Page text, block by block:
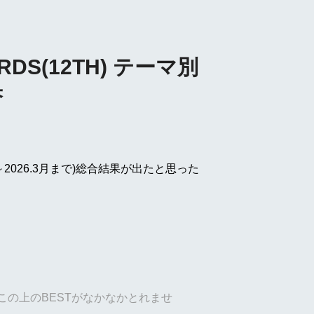
テーマ別
月まで)総合結果が出たと思った
の上のBESTがなかなかとれませ